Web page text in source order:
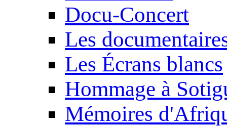
Docu-Concert
Les
Les Écrans blancs
Hommage à
Mémoires